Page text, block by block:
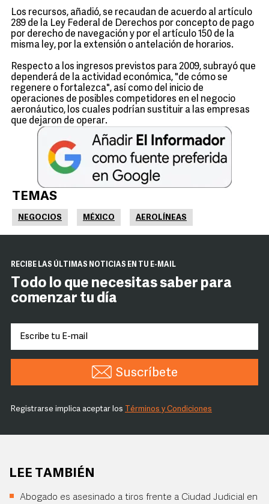
Los recursos, añadió, se recaudan de acuerdo al artículo
289 de la Ley Federal de Derechos por concepto de pago
por derecho de navegación y por el artículo 150 de la
misma ley, por la extensión o antelación de horarios.
Respecto a los ingresos previstos para 2009, subrayó que
dependerá de la actividad económica, "de cómo se
regenere o fortalezca", así como del inicio de
operaciones de posibles competidores en el negocio
aeronáutico, los cuales podrían sustituir a las empresas
que dejaron de operar.
TEMAS
NEGOCIOS MÉXICO AEROLÍNEAS
RECIBE LAS ÚLTIMAS NOTICIAS EN TU E-MAIL
Todo lo que necesitas saber para
comenzar tu día
Suscríbete
Registrarse implica aceptar los Términos y Condiciones
LEE TAMBIÉN
Abogado es asesinado a tiros frente a Ciudad Judicial en